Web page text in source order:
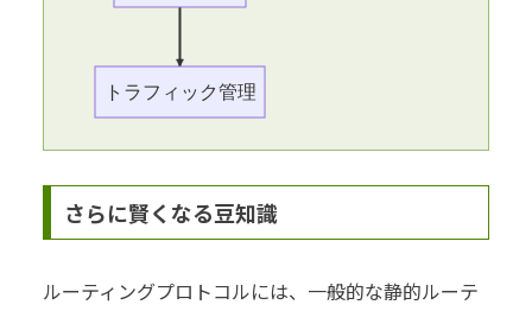
トラフィック管理
さらに賢くなる豆知識
ルーティングプロトコルには、一般的な静的ルーテ